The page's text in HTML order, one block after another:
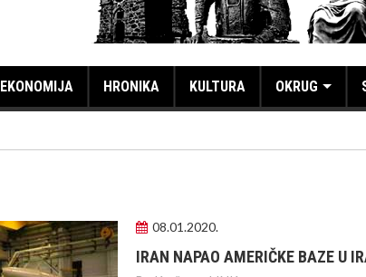
EKONOMIJA HRONIKA KULTURA OKRUG
08.01.2020.
IRAN NAPAO AMERIČKE BAZE U